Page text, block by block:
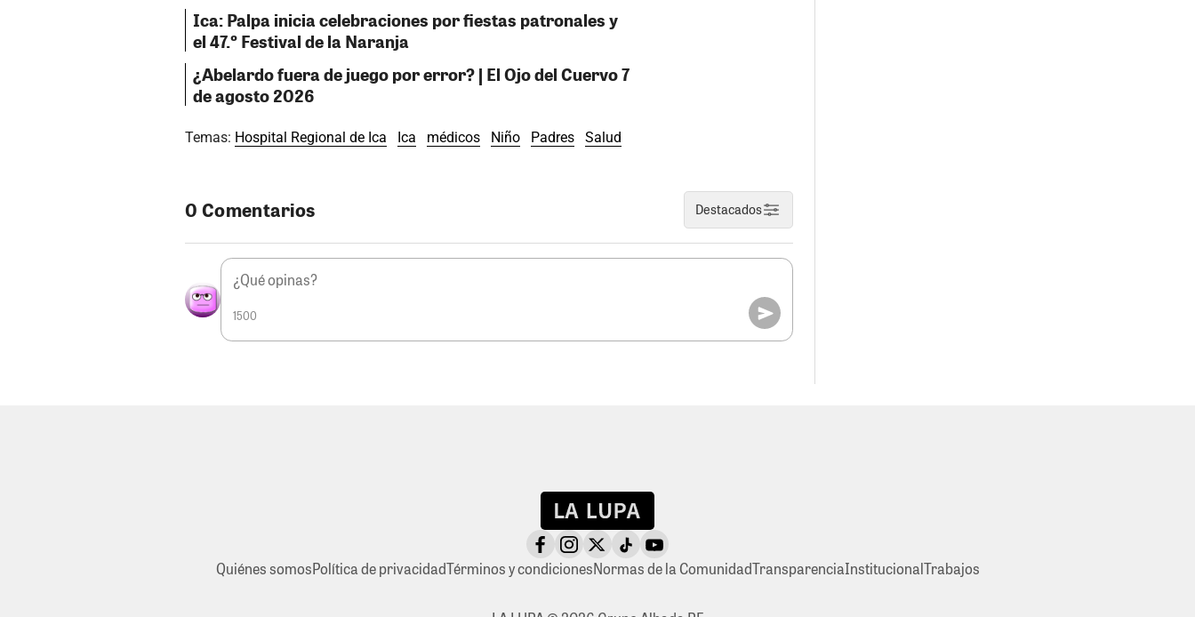
Ica: Palpa inicia celebraciones por fiestas patronales y
el 47.º Festival de la Naranja
¿Abelardo fuera de juego por error? | El Ojo del Cuervo 7
de agosto 2026
Temas: Hospital Regional de Ica Ica médicos Niño Padres Salud
0 Comentarios Destacados
1500
Quiénes somosPolítica de privacidadTérminos y condicionesNormas de la ComunidadTransparenciaInstitucionalTrabajos